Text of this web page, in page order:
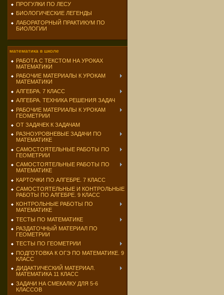
ПРОГУЛКИ ПО ЛЕСУ
БИОЛОГИЧЕСКИЕ ЛЕГЕНДЫ
ЛАБОРАТОРНЫЙ ПРАКТИКУМ ПО
БИОЛОГИИ
математика в школе
РАБОТА С ТЕКСТОМ НА УРОКАХ
МАТЕМАТИКИ
РАБОЧИЕ МАТЕРИАЛЫ К УРОКАМ
МАТЕМАТИКИ
АЛГЕБРА. 7 КЛАСС
АЛГЕБРА. ТЕХНИКА РЕШЕНИЯ ЗАДАЧ
РАБОЧИЕ МАТЕРИАЛЫ К УРОКАМ
ГЕОМЕТРИИ
ОТ ЗАДАЧЕК К ЗАДАЧАМ
РАЗНОУРОВНЕВЫЕ ЗАДАЧИ ПО
МАТЕМАТИКЕ
САМОСТОЯТЕЛЬНЫЕ РАБОТЫ ПО
ГЕОМЕТРИИ
САМОСТОЯТЕЛЬНЫЕ РАБОТЫ ПО
МАТЕМАТИКЕ
КАРТОЧКИ ПО АЛГЕБРЕ. 7 КЛАСС
САМОСТОЯТЕЛЬНЫЕ И КОНТРОЛЬНЫЕ
РАБОТЫ ПО АЛГЕБРЕ. 9 КЛАСС
КОНТРОЛЬНЫЕ РАБОТЫ ПО
МАТЕМАТИКЕ
ТЕСТЫ ПО МАТЕМАТИКЕ
РАЗДАТОЧНЫЙ МАТЕРИАЛ ПО
ГЕОМЕТРИИ
ТЕСТЫ ПО ГЕОМЕТРИИ
ПОДГОТОВКА К ОГЭ ПО МАТЕМАТИКЕ. 9
КЛАСС
ДИДАКТИЧЕСКИЙ МАТЕРИАЛ.
МАТЕМАТИКА 11 КЛАСС
ЗАДАЧИ НА СМЕКАЛКУ ДЛЯ 5-6
КЛАССОВ